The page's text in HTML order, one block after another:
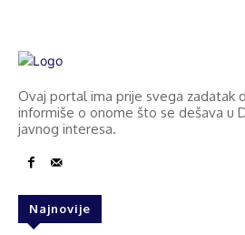
Ovaj portal ima prije svega zadatak
informiše o onome što se dešava u
javnog interesa.
Najnovije